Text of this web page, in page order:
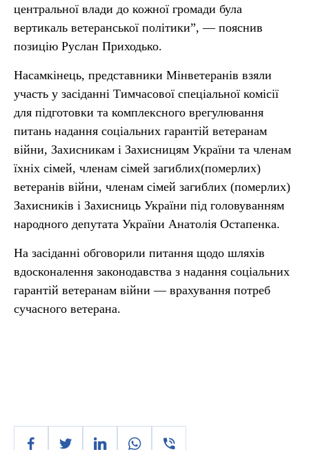
центральної влади до кожної громади була
вертикаль ветеранської політики”, — пояснив
позицію Руслан Приходько.
Насамкінець, представники Мінветеранів взяли
участь у засіданні Тимчасової спеціальної комісії
для підготовки та комплексного врегулювання
питань надання соціальних гарантій ветеранам
війни, Захисникам і Захисницям України та членам
їхніх сімей, членам сімей загиблих(померлих)
ветеранів війни, членам сімей загиблих (померлих)
Захисників і Захисниць України під головуванням
народного депутата України Анатолія Остапенка.
На засіданні обговорили питання щодо шляхів
вдосконалення законодавства з надання соціальних
гарантій ветеранам війни — врахування потреб
сучасного ветерана.